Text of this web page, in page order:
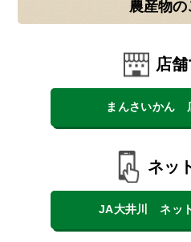
農産物の
店
まんさいかん
ネッ
JA大井川 ネッ